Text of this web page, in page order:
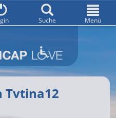
Tvtina12
Suche Menü